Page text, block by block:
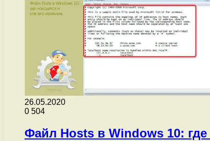
26.05.2020
0 504
Файл Hosts в Windows 10: где